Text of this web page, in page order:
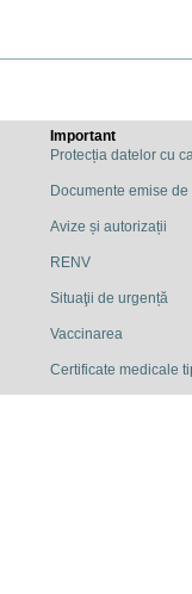
Important
Protecția datelor cu
Documente emise de
Avize și autorizații
RENV
Situaţii de urgență
Vaccinarea
Certificate medicale